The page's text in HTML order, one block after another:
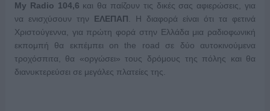
My Radio 104,6 και θα παίζουν τις δικές σας αφιερώσεις, για
να ενισχύσουν την ΕΛΕΠΑΠ . Η διαφορά είναι ότι τα φετινά
Χριστούγεννα, για πρώτη φορά στην Ελλάδα μια ραδιοφωνική
εκπομπή θα εκπέμπει on the road σε δύο αυτοκινούμενα
τροχόσπιτα, θα «οργώσει» τους δρόμους της πόλης και θα
διανυκτερεύσει σε μεγάλες πλατείες της.